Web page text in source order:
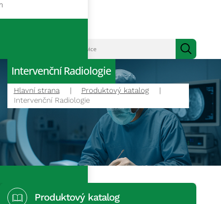
Intervenční Radiologie
Hlavní strana
Produktový katalog
Intervenční Radiologie
Produktový katalog